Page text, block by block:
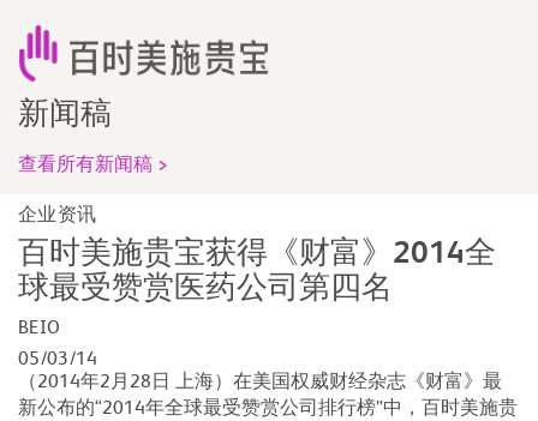
新闻稿
查看所有新闻稿 >
企业资讯
百时美施贵宝获得《财富》2014全
球最受赞赏医药公司第四名
BEIO
05/03/14
（2014年2月28日 上海）在美国权威财经杂志《财富》最
新公布的“2014年全球最受赞赏公司排行榜”中，百时美施贵